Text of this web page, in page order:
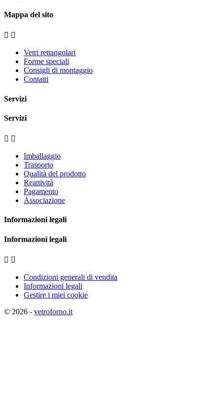
Mappa del sito
 
Vetri rettangolari
Forme speciali
Consigli di montaggio
Contatti
Servizi
Servizi
 
Imballaggio
Trasporto
Qualità del prodotto
Reattività
Pagamento
Associazione
Informazioni legali
Informazioni legali
 
Condizioni generali di vendita
Informazioni legali
Gestire i miei cookie
© 2026 - vetroforno.it